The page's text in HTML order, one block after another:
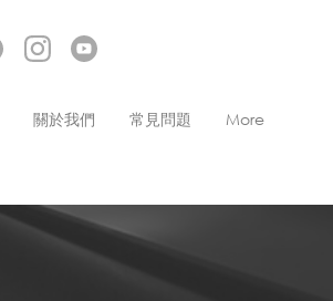
關於我們 常見問題 More